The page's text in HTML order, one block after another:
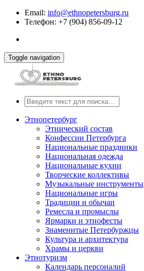
Email: info@ethnopetersburg.ru
Телефон: +7 (904) 856-09-12
Toggle navigation
Этнопетербург
Этнический состав
Конфессии Петербурга
Национальные праздники
Национальная одежда
Национальные кухни
Творческие коллективы
Музыкальные инструменты
Национальные игры
Традиции и обычаи
Ремесла и промыслы
Ярмарки и этнофесты
Знаменитые Петербуржцы
Культура и архитектура
Храмы и церкви
Этнотуризм
Календарь персоналий